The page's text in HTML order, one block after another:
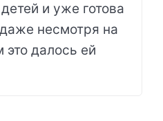
и уже готова
несмотря на
это далось ей